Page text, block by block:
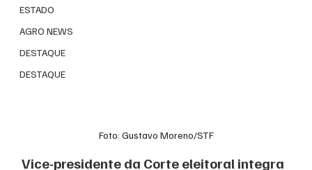
ESTADO
AGRO NEWS
DESTAQUE
DESTAQUE
Foto: Gustavo Moreno/STF
Vice-presidente da Corte eleitoral integra